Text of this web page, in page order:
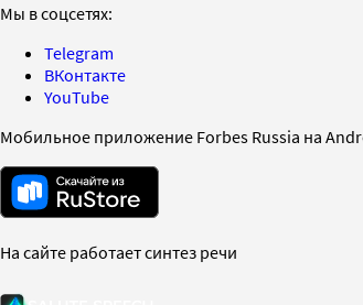
Мы в соцсетях:
Telegram
ВКонтакте
YouTube
Мобильное приложение Forbes Russia на
На сайте работает синтез речи